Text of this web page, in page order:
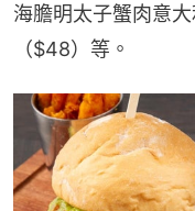
海膽明太子蟹肉意
（$48）等。